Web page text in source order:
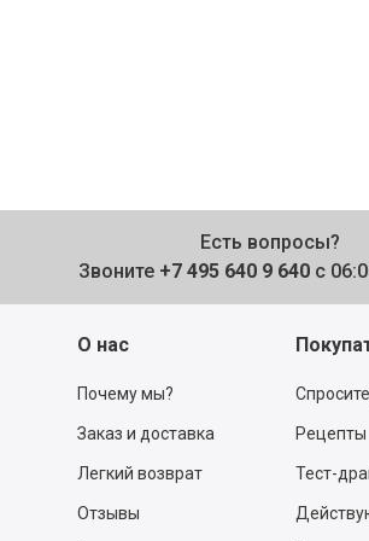
Есть вопросы?
Звоните +7 495 640 9 640 с
О нас
Почему мы?
Заказ и доставка
Легкий возврат
Отзывы
Рецепты
Тест-